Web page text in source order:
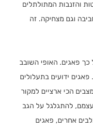
והזנבות המתולתלים
וגם מצחיקה. זה
פאגים. האופי השובב
ידועים בתעלולים
הכי ארציים למקור
להתגלגל על הגב
אחרים, פאגים